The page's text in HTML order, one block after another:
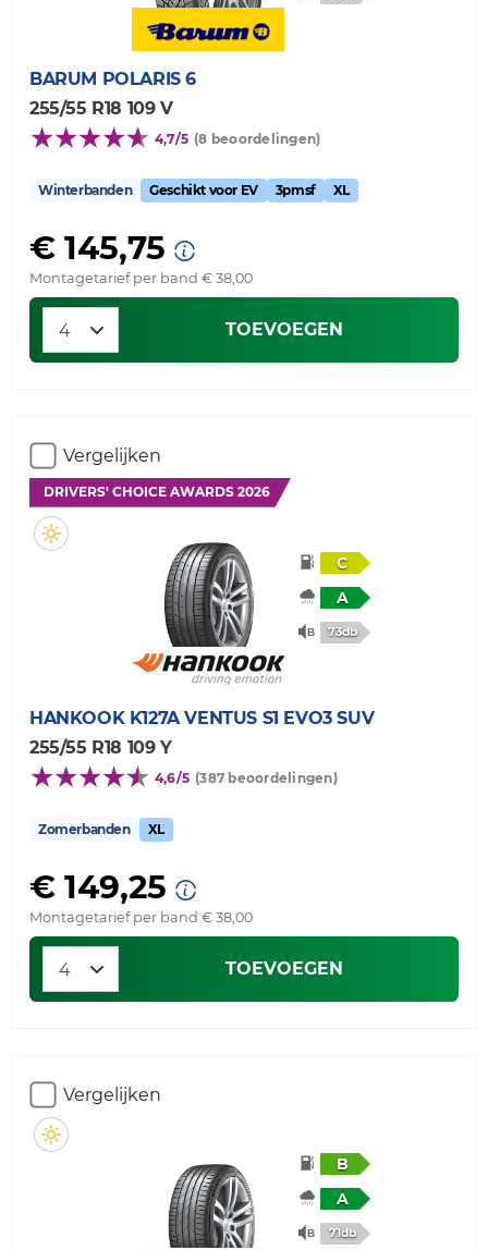
BARUM POLARIS 6
255/55 R18 109 V
4,7/5 (8 beoordelingen)
Winterbanden Geschikt voor EV 3pmsf XL
€ 145,75
Montagetarief per band € 38,00
TOEVOEGEN
Vergelijken
DRIVERS' CHOICE AWARDS 2026
C
A
73db
HANKOOK K127A VENTUS S1 EVO3 SUV
255/55 R18 109 Y
4,6/5 (387 beoordelingen)
Zomerbanden XL
€ 149,25
Montagetarief per band € 38,00
TOEVOEGEN
Vergelijken
B
A
71db